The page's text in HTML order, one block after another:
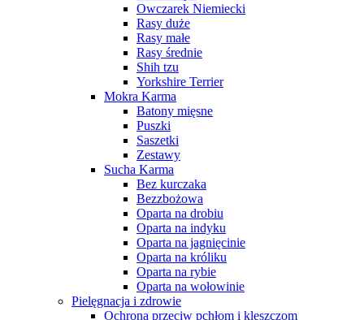
Owczarek Niemiecki
Rasy duże
Rasy małe
Rasy średnie
Shih tzu
Yorkshire Terrier
Mokra Karma
Batony mięsne
Puszki
Saszetki
Zestawy
Sucha Karma
Bez kurczaka
Bezzbożowa
Oparta na drobiu
Oparta na indyku
Oparta na jagnięcinie
Oparta na króliku
Oparta na rybie
Oparta na wołowinie
Pielęgnacja i zdrowie
Ochrona przeciw pchłom i kleszczom